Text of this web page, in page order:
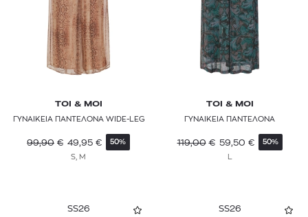
TOI & MOI
ΓΥΝΑΙΚΕΙΑ ΠΑΝΤΕΛΟΝΑ WIDE-LEG
99,90 € 49,95 € 50%
S, M
TOI & MOI
ΓΥΝΑΙΚΕΙΑ ΠΑΝΤΕΛΟΝΑ
119,00 € 59,50 € 50%
SS26 SS26